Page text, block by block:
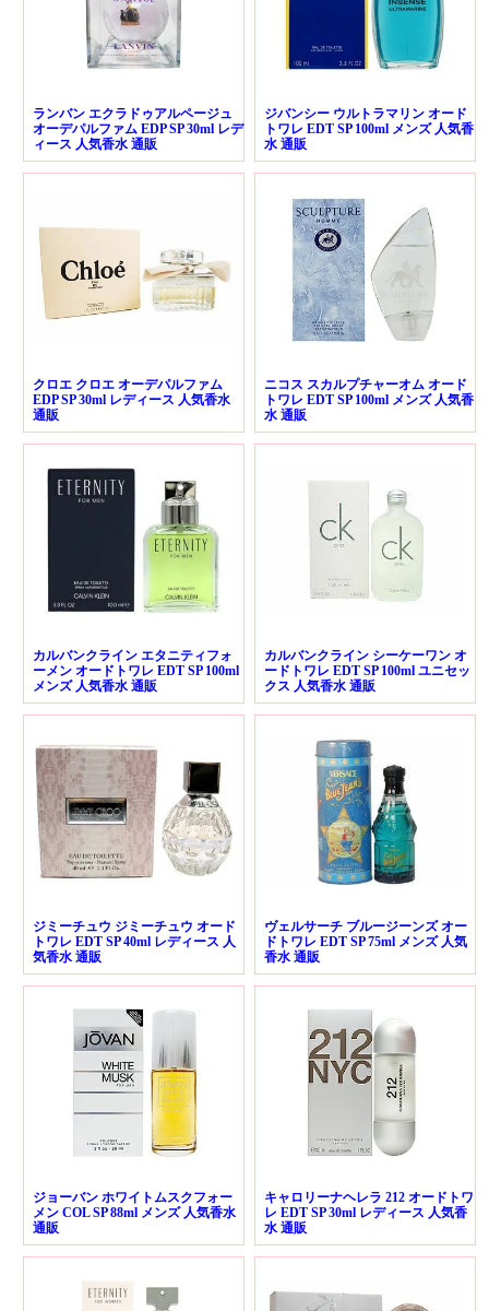
ランバン エクラドゥアルページュ
オーデパルファム EDP SP 30ml レデ
ィース 人気香水 通販
ジバンシー ウルトラマリン オード
トワレ EDT SP 100ml メンズ 人気香
水 通販
クロエ クロエ オーデパルファム
EDP SP 30ml レディース 人気香水
通販
ニコス スカルプチャーオム オード
トワレ EDT SP 100ml メンズ 人気香
水 通販
カルバンクライン エタニティフォ
ーメン オードトワレ EDT SP 100ml
メンズ 人気香水 通販
カルバンクライン シーケーワン オ
ードトワレ EDT SP 100ml ユニセッ
クス 人気香水 通販
ジミーチュウ ジミーチュウ オード
トワレ EDT SP 40ml レディース 人
気香水 通販
ヴェルサーチ ブルージーンズ オー
ドトワレ EDT SP 75ml メンズ 人気
香水 通販
ジョーバン ホワイトムスクフォー
メン COL SP 88ml メンズ 人気香水
通販
キャロリーナヘレラ 212 オードトワ
レ EDT SP 30ml レディース 人気香
水 通販